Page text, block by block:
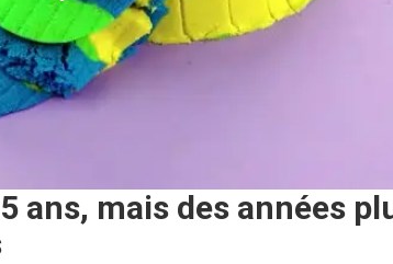
ans, mais des années